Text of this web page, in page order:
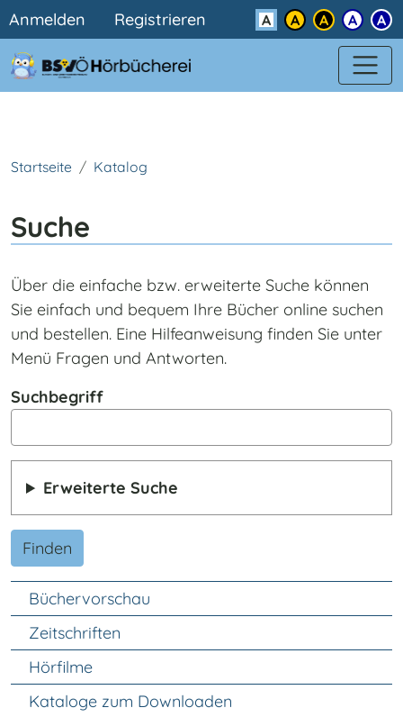
Direkt zum Inhalt
Benutzermenü
Anmelden Registrieren Kontrast
Startseite Katalog
Suche
Über die einfache bzw. erweiterte Suche können
Sie einfach und bequem Ihre Bücher online suchen
und bestellen. Eine Hilfeanweisung finden Sie unter
Menü Fragen und Antworten.
Suchbegriff
Erweiterte Suche
Finden
Unter Navigation
Büchervorschau
Zeitschriften
Hörfilme
Kataloge zum Downloaden